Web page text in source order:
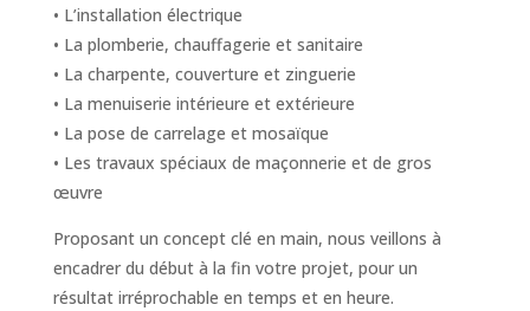
• L’installation électrique
• La plomberie, chauffagerie et sanitaire
• La charpente, couverture et zinguerie
• La menuiserie intérieure et extérieure
• La pose de carrelage et mosaïque
• Les travaux spéciaux de maçonnerie et de gros
œuvre
Proposant un concept clé en main, nous veillons à
encadrer du début à la fin votre projet, pour un
résultat irréprochable en temps et en heure.